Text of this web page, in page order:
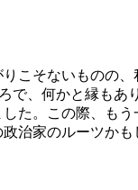
こそないものの
で、何かと縁もあ
た。この際、も
治家のルーツか